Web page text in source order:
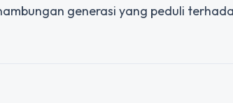
generasi yang peduli